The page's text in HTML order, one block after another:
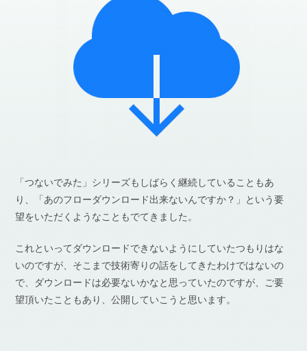
「つないでみた」シリーズもしばらく継続していることもあ
り、「あのフローダウンロード出来ないんですか？」という要
望をいただくようなこともでてきました。
これといってダウンロードできないようにしていたつもりはな
いのですが、そこまで技術寄りの話をしてきたわけではないの
で、ダウンロードは必要ないかなと思っていたのですが、ご要
望頂いたこともあり、公開していこうと思います。